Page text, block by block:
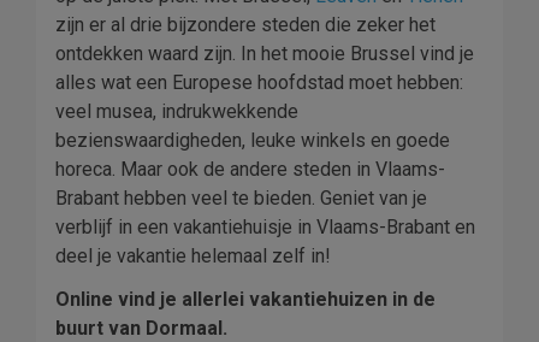
zijn er al drie bijzondere steden die zeker het
ontdekken waard zijn. In het mooie Brussel vind je
alles wat een Europese hoofdstad moet hebben:
veel musea, indrukwekkende
bezienswaardigheden, leuke winkels en goede
horeca. Maar ook de andere steden in Vlaams-
Brabant hebben veel te bieden. Geniet van je
verblijf in een vakantiehuisje in Vlaams-Brabant en
deel je vakantie helemaal zelf in!
Online vind je allerlei vakantiehuizen in de
buurt van Dormaal.